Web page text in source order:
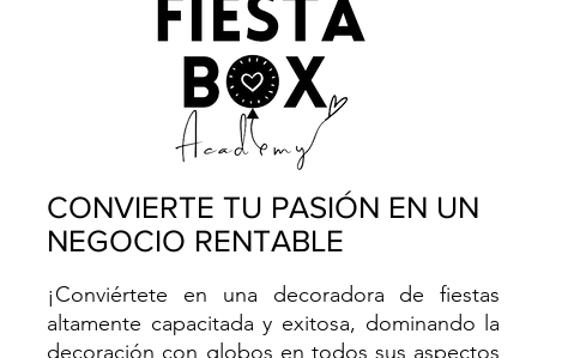
CONVIERTE TU PASIÓN EN UN
NEGOCIO RENTABLE
¡Conviértete en una decoradora de fiestas
altamente capacitada y exitosa, dominando la
decoración con globos en todos sus aspectos